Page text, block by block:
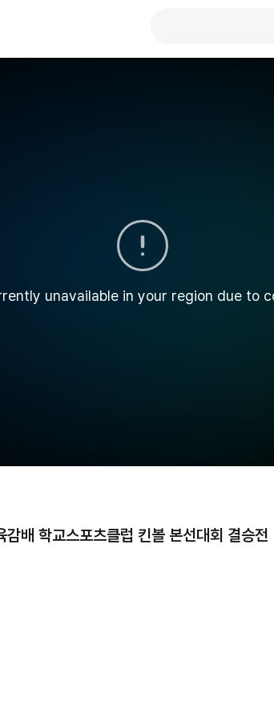
unavailable in your region due to
배 학교스포츠클럽 킨볼 본선대회 결승전